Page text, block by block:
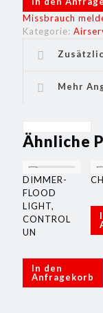
Missbrauch
Kategorie:
Mehr
Ähnliche
DIMMER-
FLOOD
LIGHT,
CONTROL
UN
In den
Anfragekorb